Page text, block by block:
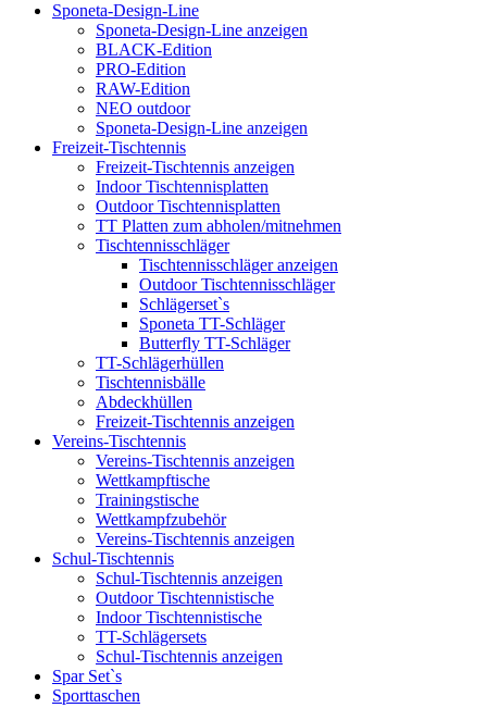
Sponeta-Design-Line
Sponeta-Design-Line anzeigen
BLACK-Edition
PRO-Edition
RAW-Edition
NEO outdoor
Sponeta-Design-Line anzeigen
Freizeit-Tischtennis
Freizeit-Tischtennis anzeigen
Indoor Tischtennisplatten
Outdoor Tischtennisplatten
TT Platten zum abholen/mitnehmen
Tischtennisschläger
Tischtennisschläger anzeigen
Outdoor Tischtennisschläger
Schlägerset`s
Sponeta TT-Schläger
Butterfly TT-Schläger
TT-Schlägerhüllen
Tischtennisbälle
Abdeckhüllen
Freizeit-Tischtennis anzeigen
Vereins-Tischtennis
Vereins-Tischtennis anzeigen
Wettkampftische
Trainingstische
Wettkampfzubehör
Vereins-Tischtennis anzeigen
Schul-Tischtennis
Schul-Tischtennis anzeigen
Outdoor Tischtennistische
Indoor Tischtennistische
TT-Schlägersets
Schul-Tischtennis anzeigen
Spar Set`s
Sporttaschen